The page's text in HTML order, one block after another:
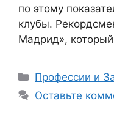
по этому
клубы.
Мадрид»,
Рубрики
Профессии и
Оставьте